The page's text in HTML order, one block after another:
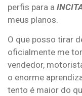
perfis para a
meus planos.
O que posso tirar
oficialmente me
vendedor,
o enorme
tento é maior do